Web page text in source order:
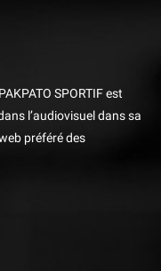
SPORTIF est
l’audiovisuel dans sa
préféré des